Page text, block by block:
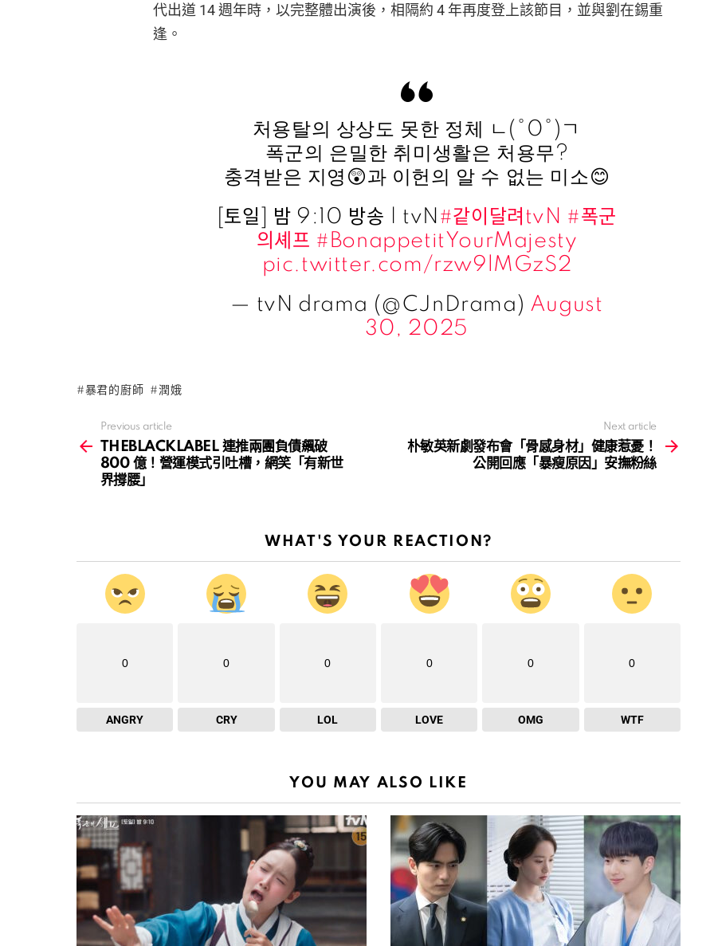
代出道 14 週年時，以完整體出演後，相隔約 4 年再度登上該節目，並與劉在錫重
逢。
처용탈의 상상도 못한 정체 ㄴ(°0°)ㄱ
폭군의 은밀한 취미생활은 처용무?
충격받은 지영😲과 이헌의 알 수 없는 미소😊
[토일] 밤 9:10 방송 | tvN #같이달려tvN #폭군
의셰프 #BonappetitYourMajesty
pic.twitter.com/rzw9lMGzS2
— tvN drama (@CJnDrama) August
30, 2025
暴君的廚師 潤娥
more
Previous article
THEBLACKLABEL 連推兩團負債飆破
800 億！營運模式引吐槽，網笑「有新世
界撐腰」
Next article
朴敏英新劇發布會「骨感身材」健康惹憂！
公開回應「暴瘦原因」安撫粉絲
WHAT'S YOUR REACTION?
0
ANGRY
0
CRY
0
LOL
0
LOVE
0
OMG
0
WTF
YOU MAY ALSO LIKE